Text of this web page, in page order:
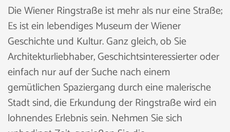
Die Wiener Ringstraße ist mehr als nur eine Straße;
Es ist ein lebendiges Museum der Wiener
Geschichte und Kultur. Ganz gleich, ob Sie
Architekturliebhaber, Geschichtsinteressierter oder
einfach nur auf der Suche nach einem
gemütlichen Spaziergang durch eine malerische
Stadt sind, die Erkundung der Ringstraße wird ein
lohnendes Erlebnis sein. Nehmen Sie sich